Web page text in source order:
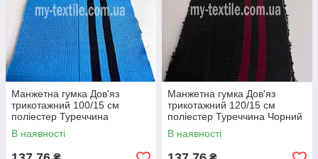
Манжетна гумка Дов'яз
трикотажний 100/15 см
поліестер Туреччина
Бірюзовий з чорними
смугами
В наявності
Манжетна гумка Дов'яз
трикотажний 120/15 см
поліестер Туреччина Чорний
з бордовими смужками
В наявності